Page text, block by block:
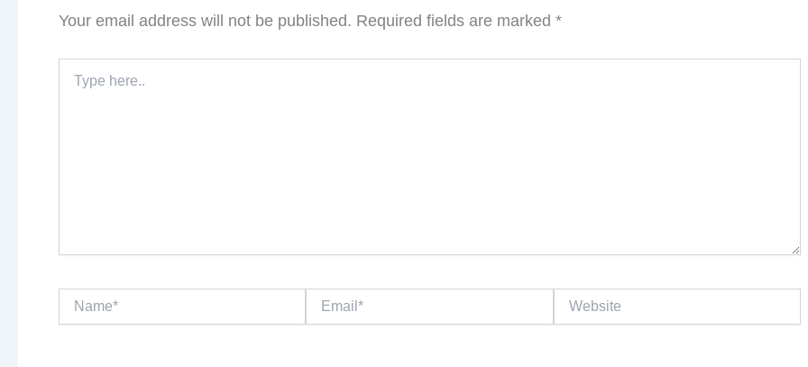
Your email address will not be published. Required fields are marked *
here..